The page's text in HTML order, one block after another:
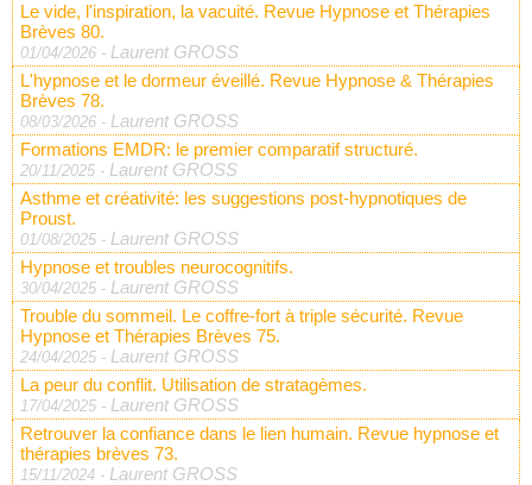
Le vide, l'inspiration, la vacuité. Revue Hypnose et Thérapies
Brèves 80.
01/04/2026 - Laurent GROSS
L'hypnose et le dormeur éveillé. Revue Hypnose & Thérapies
Brèves 78.
08/03/2026 - Laurent GROSS
Formations EMDR: le premier comparatif structuré.
20/11/2025 - Laurent GROSS
Asthme et créativité: les suggestions post-hypnotiques de
Proust.
01/08/2025 - Laurent GROSS
Hypnose et troubles neurocognitifs.
30/04/2025 - Laurent GROSS
Trouble du sommeil. Le coffre-fort à triple sécurité. Revue
Hypnose et Thérapies Brèves 75.
24/04/2025 - Laurent GROSS
La peur du conflit. Utilisation de stratagèmes.
17/04/2025 - Laurent GROSS
Retrouver la confiance dans le lien humain. Revue hypnose et
thérapies brèves 73.
15/11/2024 - Laurent GROSS